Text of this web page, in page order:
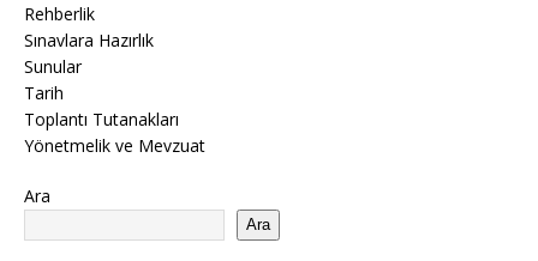
Rehberlik
Sınavlara Hazırlık
Sunular
Tarih
Toplantı Tutanakları
Yönetmelik ve Mevzuat
Ara
Ara